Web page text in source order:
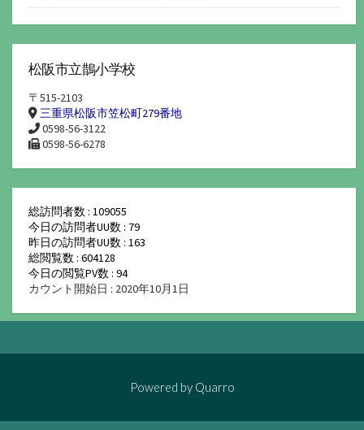
松阪市立鵲小学校
〒515-2103
三重県松阪市笠松町279番地
0598-56-3122
0598-56-6278
総訪問者数 : 109055
今日の訪問者UU数 : 79
昨日の訪問者UU数 : 163
総閲覧数 : 604128
今日の閲覧PV数 : 94
カウント開始日 : 2020年10月1日
Powered by Quarro